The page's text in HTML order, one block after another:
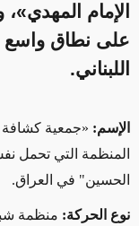
الإمام
على نطاق واسع
اللبناني.
الإسم: «جمعية كشافة
المنظمة التي تحمل
الحسين" في العراق.
نوع الحركة: منظمة